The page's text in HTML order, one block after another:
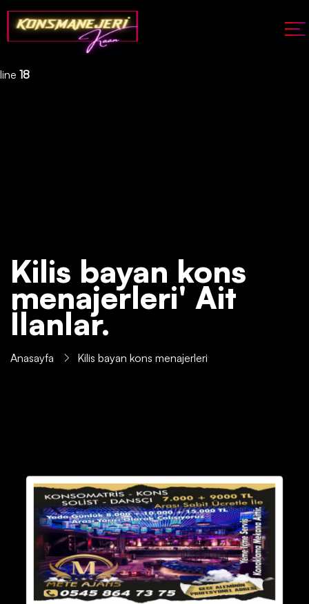
Deprecated: json_decode(): Passing null to parameter #1 ($json)
of type string is deprecated in
/home/konsmenajericom/public_html/api/kontrol/etiket.php
line 18
Kilis bayan kons
menajerleri' Ait
İlanlar.
Anasayfa Kilis bayan kons menajerleri